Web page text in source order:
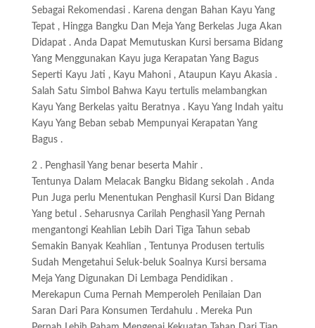
Sebagai Rekomendasi . Karena dengan Bahan Kayu Yang
Tepat , Hingga Bangku Dan Meja Yang Berkelas Juga Akan
Didapat . Anda Dapat Memutuskan Kursi bersama Bidang
Yang Menggunakan Kayu juga Kerapatan Yang Bagus
Seperti Kayu Jati , Kayu Mahoni , Ataupun Kayu Akasia .
Salah Satu Simbol Bahwa Kayu tertulis melambangkan
Kayu Yang Berkelas yaitu Beratnya . Kayu Yang Indah yaitu
Kayu Yang Beban sebab Mempunyai Kerapatan Yang
Bagus .
2 . Penghasil Yang benar beserta Mahir .
Tentunya Dalam Melacak Bangku Bidang sekolah . Anda
Pun Juga perlu Menentukan Penghasil Kursi Dan Bidang
Yang betul . Seharusnya Carilah Penghasil Yang Pernah
mengantongi Keahlian Lebih Dari Tiga Tahun sebab
Semakin Banyak Keahlian , Tentunya Produsen tertulis
Sudah Mengetahui Seluk-beluk Soalnya Kursi bersama
Meja Yang Digunakan Di Lembaga Pendidikan .
Merekapun Cuma Pernah Memperoleh Penilaian Dan
Saran Dari Para Konsumen Terdahulu . Mereka Pun